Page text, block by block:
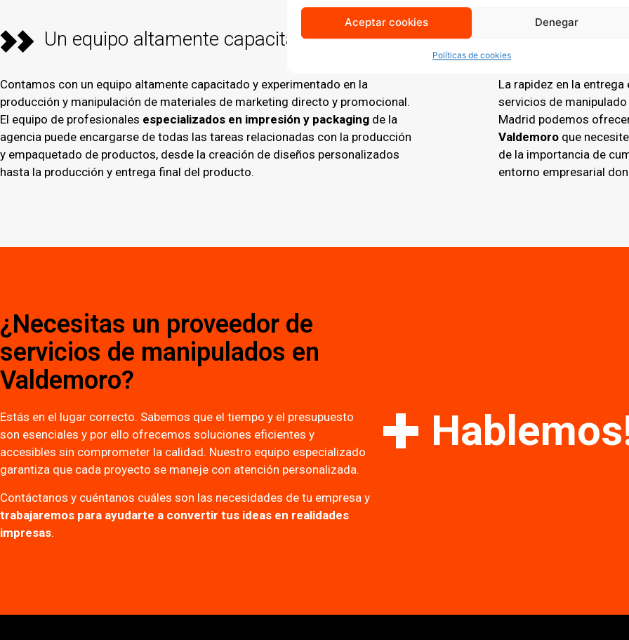
Aceptar cookies Denegar
Políticas de cookies
Un equipo altamente capacitado
Contamos con un equipo altamente capacitado y experimentado en la
producción y manipulación de materiales de marketing directo y promocional.
El equipo de profesionales especializados en impresión y packaging de la
agencia puede encargarse de todas las tareas relacionadas con la producción
y empaquetado de productos, desde la creación de diseños personalizados
hasta la producción y entrega final del producto.
Rapidez
La rapidez en la
servicios de
Madrid podemos
Valdemoro que
de la importancia de
entorno empresarial
¿Necesitas un proveedor de
servicios de manipulados en
Valdemoro?
Estás en el lugar correcto. Sabemos que el tiempo y el presupuesto
son esenciales y por ello ofrecemos soluciones eficientes y
accesibles sin comprometer la calidad. Nuestro equipo especializado
garantiza que cada proyecto se maneje con atención personalizada.
Contáctanos y cuéntanos cuáles son las necesidades de tu empresa y
trabajaremos para ayudarte a convertir tus ideas en realidades
impresas.